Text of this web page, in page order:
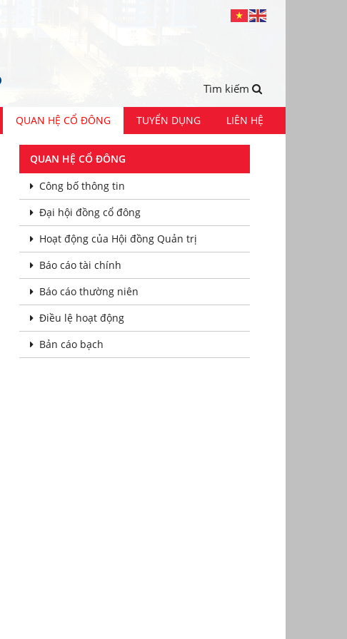
Tìm kiếm
QUAN HỆ CỔ ĐÔNG TUYỂN DỤNG LIÊN HỆ
QUAN HỆ CỔ ĐÔNG
Công bố thông tin
Đại hội đồng cổ đông
Hoạt động của Hội đồng Quản trị
Báo cáo tài chính
Báo cáo thường niên
Điều lệ hoạt động
Bản cáo bạch